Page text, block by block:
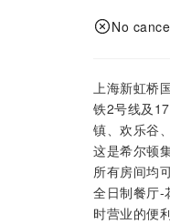
No
上海新虹桥
铁2号线及
镇、欢乐谷
这是希尔顿
所有房间均
全日制餐厅-
时营业的便